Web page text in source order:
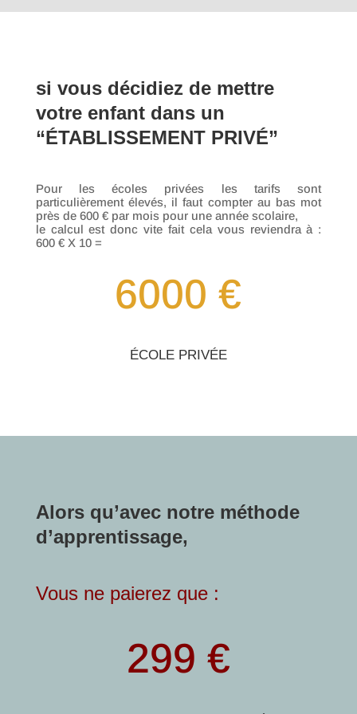
si vous décidiez de mettre
votre enfant dans un
“ÉTABLISSEMENT PRIVÉ”
Pour les écoles privées les tarifs sont
particulièrement élevés, il faut compter au bas mot
près de 600 € par mois pour une année scolaire,
le calcul est donc vite fait cela vous reviendra à :
600 € X 10 =
6000 €
ÉCOLE PRIVÉE
Alors qu’avec notre méthode
d’apprentissage,
Vous ne paierez que :
299 €